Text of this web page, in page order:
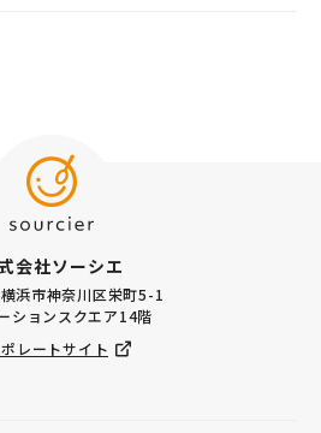
会社ソーシエ
浜市神奈川区栄町5-1
ションスクエア14階
レートサイト